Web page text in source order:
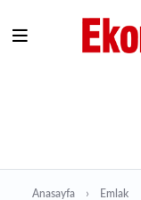
Anasayfa Emlak